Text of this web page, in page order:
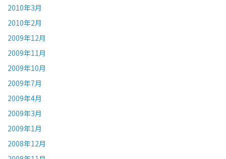
2010年3月
2010年2月
2009年12月
2009年11月
2009年10月
2009年7月
2009年4月
2009年3月
2009年1月
2008年12月